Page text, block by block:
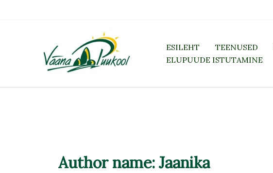
ESILEHT TEENUSED
ELUPUUDE ISTUTAMINE
Author name: Jaanika